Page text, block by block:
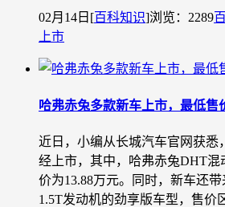
02月14日 [百科知识]浏览：2289
上市
哈弗赤兔多款新车上市，最低售
近日，小编从长城汽车官网获悉
经上市，其中，哈弗赤兔DHT混
价为13.88万元。同时，新车还
1.5T发动机的劲享版车型，售价